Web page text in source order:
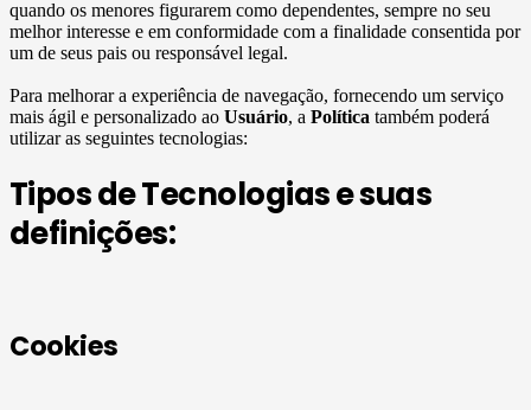
quando os menores figurarem como dependentes, sempre no seu
melhor interesse e em conformidade com a finalidade consentida por
um de seus pais ou responsável legal.
Para melhorar a experiência de navegação, fornecendo um serviço
mais ágil e personalizado ao Usuário, a Política também poderá
utilizar as seguintes tecnologias:
Tipos de Tecnologias e suas
definições:
Cookies